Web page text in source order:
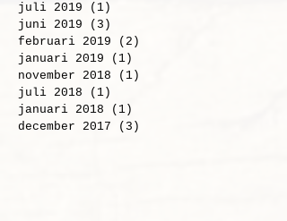
februari 2020
december 2019
juli 2019
(1) 1 post
juni 2019
(3)
3 posts
februari 2019
(2)
januari 2019
november 2018
(1)
juli 2018
(1) 1 post